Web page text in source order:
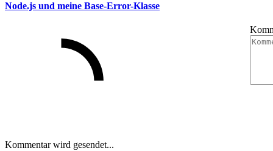
Node.js und meine Base-Error-Klasse
Kommentar wird gesendet...